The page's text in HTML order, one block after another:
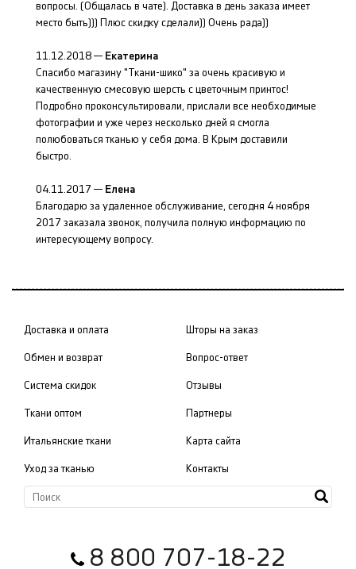
вопросы. (Общалась в чате). Доставка в день заказа имеет
место быть))) Плюс скидку сделали)) Очень рада))
11.12.2018 — Екатерина
Спасибо магазину "Ткани-шико" за очень красивую и
качественную смесовую шерсть с цветочным принтос!
Подробно проконсультировали, прислали все необходимые
фотографии и уже через несколько дней я смогла
полюбоваться тканью у себя дома. В Крым доставили
быстро.
04.11.2017 — Елена
Благодарю за удаленное обслуживание, сегодня 4 ноября
2017 заказала звонок, получила полную информацию по
интересующему вопросу.
Доставка и оплата
Обмен и возврат
Система скидок
Ткани оптом
Итальянские ткани
Уход за тканью
Шторы на заказ
Вопрос-ответ
Отзывы
Партнеры
Карта сайта
Контакты
8 800 707-18-22